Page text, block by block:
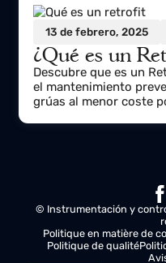
17 de febrero, 2025
¿Qué es la
qué se
Conoce la
entornos
son las más
¿Qué es un
Descubre que es un
el mantenimiento
grúas al menor